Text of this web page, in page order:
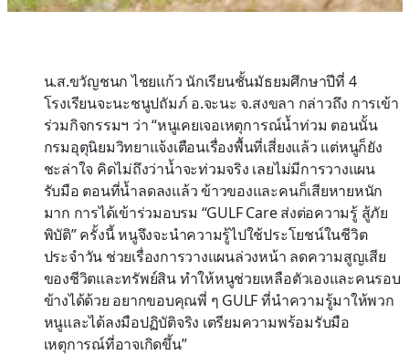
น.ส.ขวัญชนก ไชยแก้ว นักเรียนชั้นมัธยมศึกษาปีที่ 4
โรงเรียนจะนะชนูปถัมภ์ อ.จะนะ จ.สงขลา กล่าวถึง การเข้า
ร่วมกิจกรรมฯ ว่า “หนูเคยเจอเหตุการณ์น้ำท่วม ตอนนั้น
กรมอุตุนิยมวิทยาแจ้งเตือนเรื่องพื้นที่เสี่ยงแล้ว แต่หนูก็ยัง
ชะล่าใจ คิดไม่ถึงว่าน้ำจะท่วมจริง เลยไม่มีการวางแผน
รับมือ ตอนที่น้ำลดลงแล้ว ข้าวของและคนก็เสียหายหนัก
มาก การได้เข้าร่วมอบรม “GULF Care ส่งต่อความรู้ สู้ภัย
พิบัติ” ครั้งนี้ หนูจึงจะนำความรู้ไปใช้ประโยชน์ในชีวิต
ประจำวัน ช่วยเรื่องการวางแผนล่วงหน้า ลดความสูญเสีย
ของชีวิตและทรัพย์สิน ทำให้หนูช่วยเหลือตัวเองและคนรอบ
ข้างได้ด้วย อยากขอบคุณพี่ ๆ GULF ที่นำความรู้มาให้พวก
หนูและได้ลงมือปฏิบัติจริง เตรียมความพร้อมรับมือ
เหตุการณ์ที่อาจเกิดขึ้น”